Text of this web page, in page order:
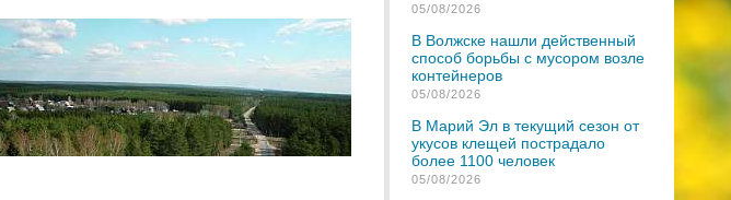
05/08/2026
В Волжске нашли действенный
способ борьбы с мусором возле
контейнеров
05/08/2026
В Марий Эл в текущий сезон от
укусов клещей пострадало
более 1100 человек
05/08/2026